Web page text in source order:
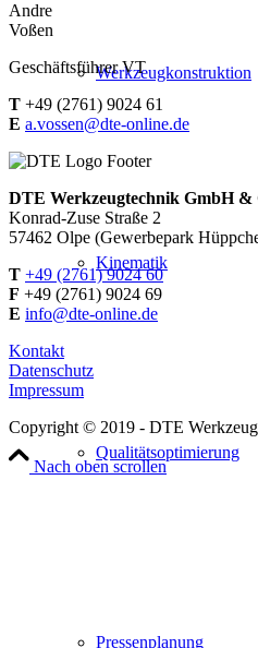
Werkzeugkonstruktion
Kinematik
Qualitätsoptimierung
Pressenplanung
Andre
Voßen
Geschäftsführer VT
T +49 (2761) 9024 61
E a.vossen@dte-online.de
DTE Werkzeugtechnik GmbH &
Konrad-Zuse Straße 2
57462 Olpe (Gewerbepark
T +49 (2761) 9024 60
F +49 (2761) 9024 69
E info@dte-online.de
Kontakt
Datenschutz
Impressum
Copyright © 2019 - DTE
Nach oben scrollen